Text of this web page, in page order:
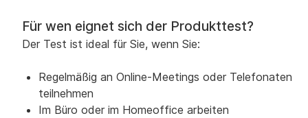
Für wen eignet sich der Produkttest?
Der Test ist ideal für Sie, wenn Sie:
Regelmäßig an Online-Meetings oder Telefonaten
teilnehmen
Im Büro oder im Homeoffice arbeiten